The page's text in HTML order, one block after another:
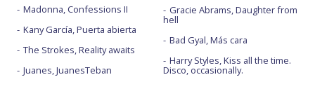
Madonna, Confessions II
Kany García, Puerta abierta
The Strokes, Reality awaits
Juanes, JuanesTeban
Gracie Abrams, Daughter from
hell
Bad Gyal, Más cara
Harry Styles, Kiss all the time.
Disco, occasionally.